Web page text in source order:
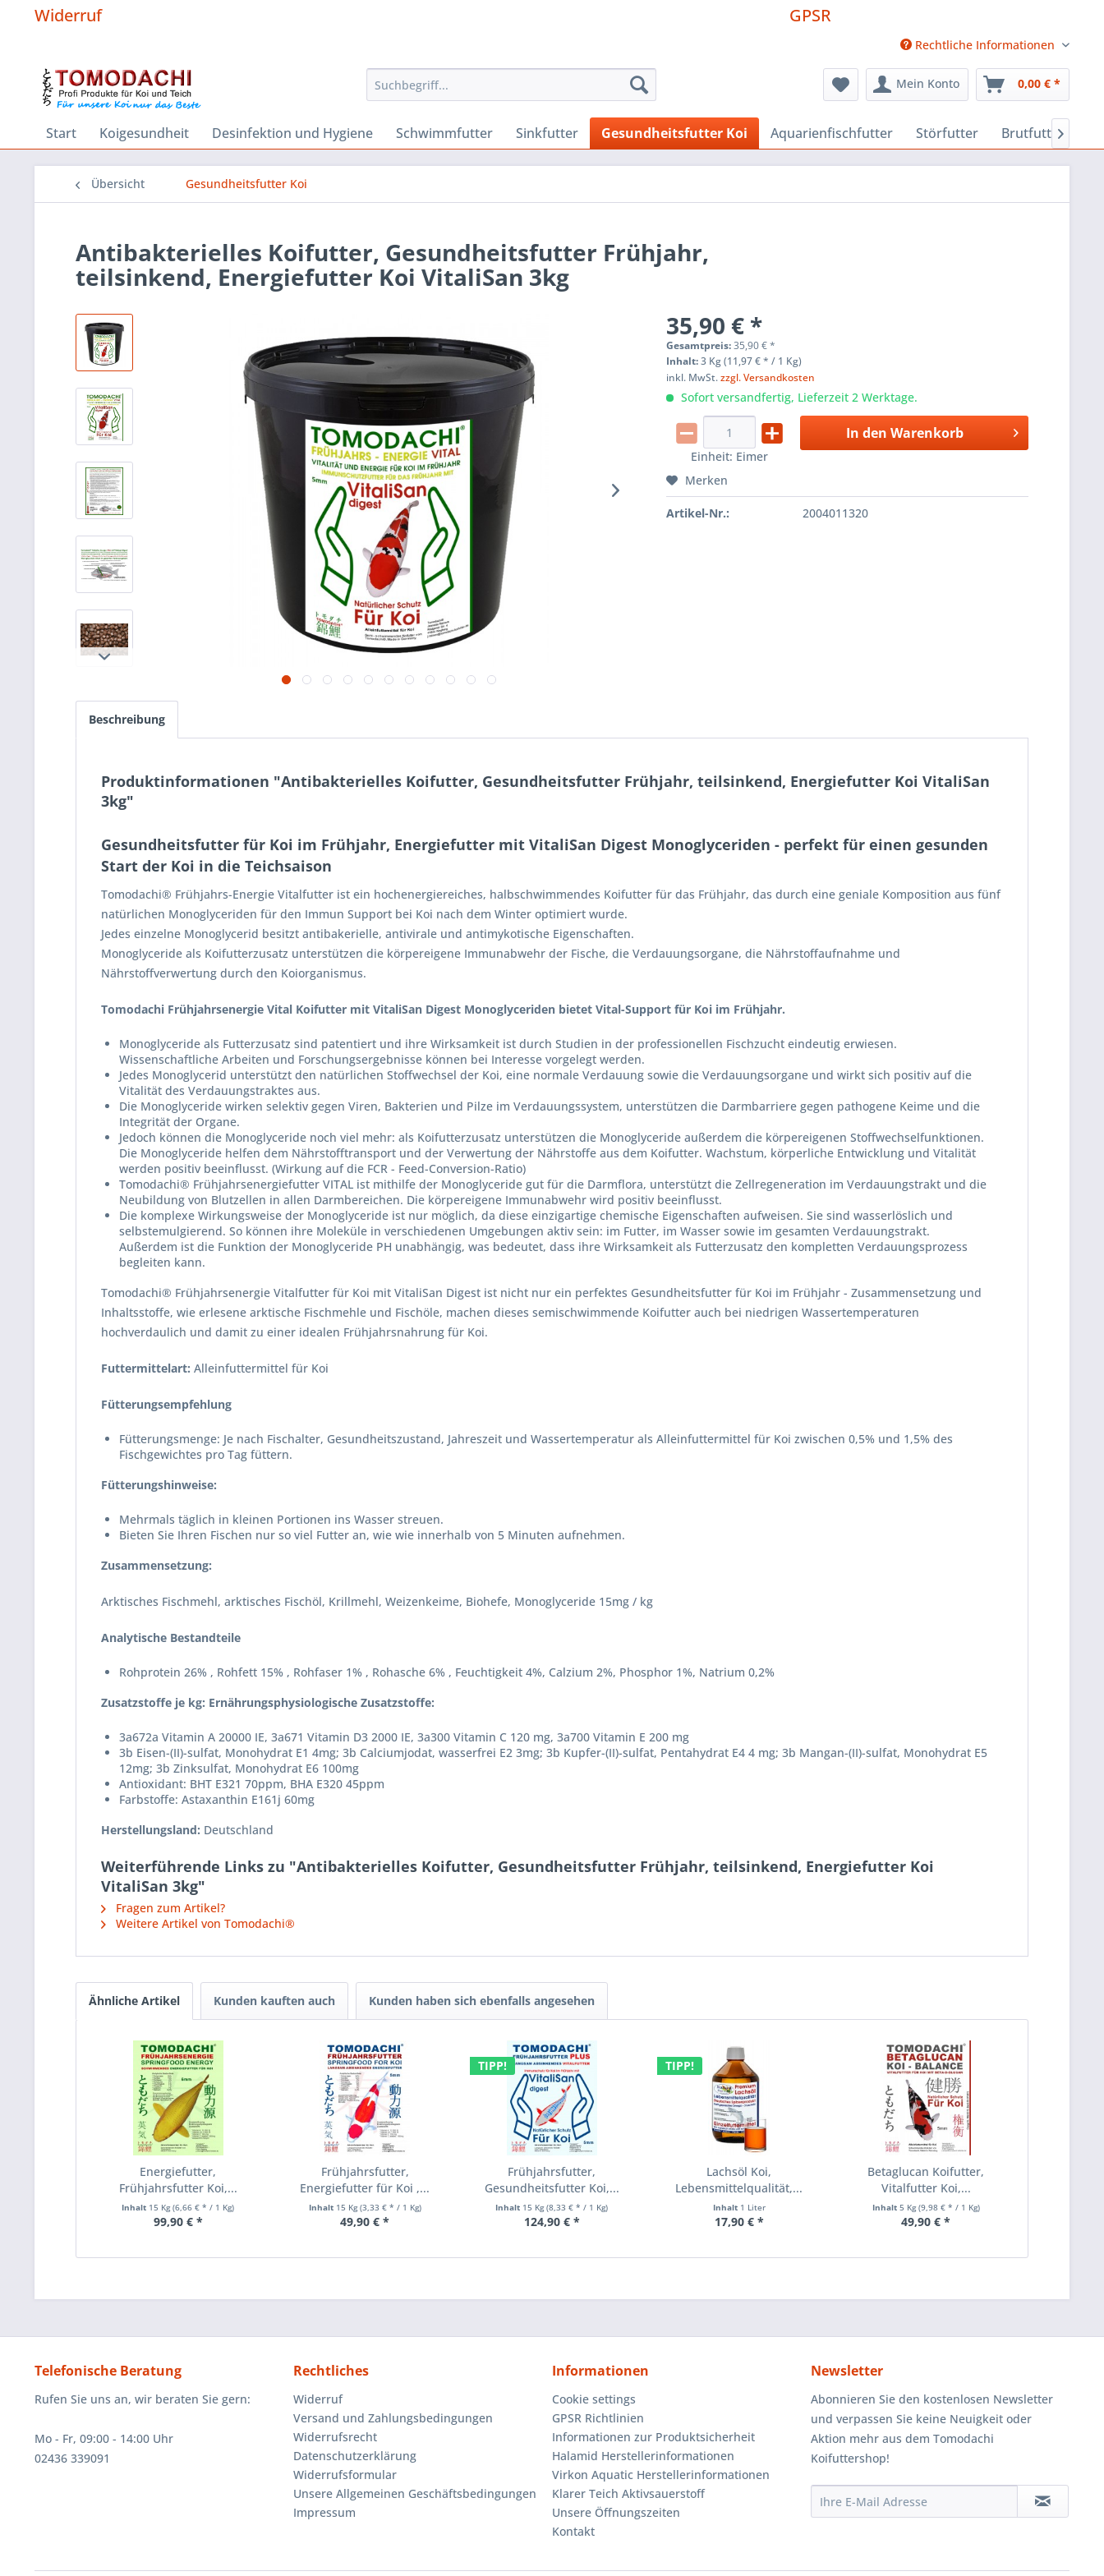
Widerruf GPSR
Rechtliche Informationen
Mein Konto 0,00 € *
Start Koigesundheit Desinfektion und Hygiene Schwimmfutter Sinkfutter Gesundheitsfutter Koi Aquarienfischfutter Störfutter Brutfutter

Übersicht Gesundheitsfutter Koi
Antibakterielles Koifutter, Gesundheitsfutter Frühjahr,
teilsinkend, Energiefutter Koi VitaliSan 3kg
35,90 € *
Gesamtpreis:35,90€*
Inhalt:3 Kg (11,97 € * / 1 Kg)
inkl. MwSt.zzgl. Versandkosten
Sofort versandfertig, Lieferzeit 2 Werktage.
Einheit: Eimer
In den Warenkorb
Merken
Artikel-Nr.: 2004011320
Beschreibung
Produktinformationen "Antibakterielles Koifutter, Gesundheitsfutter Frühjahr, teilsinkend, Energiefutter Koi VitaliSan
3kg"
Gesundheitsfutter für Koi im Frühjahr, Energiefutter mit VitaliSan Digest Monoglyceriden - perfekt für einen gesunden
Start der Koi in die Teichsaison
Tomodachi® Frühjahrs-Energie Vitalfutter ist ein hochenergiereiches, halbschwimmendes Koifutter für das Frühjahr, das durch eine geniale Komposition aus fünf
natürlichen Monoglyceriden für den Immun Support bei Koi nach dem Winter optimiert wurde.
Jedes einzelne Monoglycerid besitzt antibakerielle, antivirale und antimykotische Eigenschaften.
Monoglyceride als Koifutterzusatz unterstützen die körpereigene Immunabwehr der Fische, die Verdauungsorgane, die Nährstoffaufnahme und
Nährstoffverwertung durch den Koiorganismus.
Tomodachi Frühjahrsenergie Vital Koifutter mit VitaliSan Digest Monoglyceriden bietet Vital-Support für Koi im Frühjahr.
Monoglyceride als Futterzusatz sind patentiert und ihre Wirksamkeit ist durch Studien in der professionellen Fischzucht eindeutig erwiesen.
Wissenschaftliche Arbeiten und Forschungsergebnisse können bei Interesse vorgelegt werden.
Jedes Monoglycerid unterstützt den natürlichen Stoffwechsel der Koi, eine normale Verdauung sowie die Verdauungsorgane und wirkt sich positiv auf die
Vitalität des Verdauungstraktes aus.
Die Monoglyceride wirken selektiv gegen Viren, Bakterien und Pilze im Verdauungssystem, unterstützen die Darmbarriere gegen pathogene Keime und die
Integrität der Organe.
Jedoch können die Monoglyceride noch viel mehr: als Koifutterzusatz unterstützen die Monoglyceride außerdem die körpereigenen Stoffwechselfunktionen.
Die Monoglyceride helfen dem Nährstofftransport und der Verwertung der Nährstoffe aus dem Koifutter. Wachstum, körperliche Entwicklung und Vitalität
werden positiv beeinflusst. (Wirkung auf die FCR - Feed-Conversion-Ratio)
Tomodachi® Frühjahrsenergiefutter VITAL ist mithilfe der Monoglyceride gut für die Darmflora, unterstützt die Zellregeneration im Verdauungstrakt und die
Neubildung von Blutzellen in allen Darmbereichen. Die körpereigene Immunabwehr wird positiv beeinflusst.
Die komplexe Wirkungsweise der Monoglyceride ist nur möglich, da diese einzigartige chemische Eigenschaften aufweisen. Sie sind wasserlöslich und
selbstemulgierend. So können ihre Moleküle in verschiedenen Umgebungen aktiv sein: im Futter, im Wasser sowie im gesamten Verdauungstrakt.
Außerdem ist die Funktion der Monoglyceride PH unabhängig, was bedeutet, dass ihre Wirksamkeit als Futterzusatz den kompletten Verdauungsprozess
begleiten kann.
Tomodachi® Frühjahrsenergie Vitalfutter für Koi mit VitaliSan Digest ist nicht nur ein perfektes Gesundheitsfutter für Koi im Frühjahr - Zusammensetzung und
Inhaltsstoffe, wie erlesene arktische Fischmehle und Fischöle, machen dieses semischwimmende Koifutter auch bei niedrigen Wassertemperaturen
hochverdaulich und damit zu einer idealen Frühjahrsnahrung für Koi.
Futtermittelart: Alleinfuttermittel für Koi
Fütterungsempfehlung
Fütterungsmenge: Je nach Fischalter, Gesundheitszustand, Jahreszeit und Wassertemperatur als Alleinfuttermittel für Koi zwischen 0,5% und 1,5% des
Fischgewichtes pro Tag füttern.
Fütterungshinweise:
Mehrmals täglich in kleinen Portionen ins Wasser streuen.
Bieten Sie Ihren Fischen nur so viel Futter an, wie wie innerhalb von 5 Minuten aufnehmen.
Zusammensetzung:
Arktisches Fischmehl, arktisches Fischöl, Krillmehl, Weizenkeime, Biohefe, Monoglyceride 15mg / kg
Analytische Bestandteile
Rohprotein 26% , Rohfett 15% , Rohfaser 1% , Rohasche 6% , Feuchtigkeit 4%, Calzium 2%, Phosphor 1%, Natrium 0,2%
Zusatzstoffe je kg: Ernährungsphysiologische Zusatzstoffe:
3a672a Vitamin A 20000 IE, 3a671 Vitamin D3 2000 IE, 3a300 Vitamin C 120 mg, 3a700 Vitamin E 200 mg
3b Eisen-(II)-sulfat, Monohydrat E1 4mg; 3b Calciumjodat, wasserfrei E2 3mg; 3b Kupfer-(II)-sulfat, Pentahydrat E4 4 mg; 3b Mangan-(II)-sulfat, Monohydrat E5
12mg; 3b Zinksulfat, Monohydrat E6 100mg
Antioxidant: BHT E321 70ppm, BHA E320 45ppm
Farbstoffe: Astaxanthin E161j 60mg
Herstellungsland: Deutschland
Weiterführende Links zu "Antibakterielles Koifutter, Gesundheitsfutter Frühjahr, teilsinkend, Energiefutter Koi
VitaliSan 3kg"
Fragen zum Artikel?
Weitere Artikel von Tomodachi®
Ähnliche Artikel Kunden kauften auch Kunden haben sich ebenfalls angesehen
Energiefutter,
Frühjahrsfutter Koi,...
Inhalt 15 Kg(6,66 € * / 1 Kg)
99,90 € *
Frühjahrsfutter,
Energiefutter für Koi ,...
Inhalt 15 Kg(3,33 € * / 1 Kg)
49,90 € *
TIPP!
Frühjahrsfutter,
Gesundheitsfutter Koi,...
Inhalt 15 Kg(8,33 € * / 1 Kg)
124,90 € *
TIPP!
Lachsöl Koi,
Lebensmittelqualität,...
Inhalt 1 Liter
17,90 € *
Betaglucan Koifutter,
Vitalfutter Koi,...
Inhalt 5 Kg(9,98 € * / 1 Kg)
49,90 € *
Telefonische Beratung
Rufen Sie uns an, wir beraten Sie gern:
Mo - Fr, 09:00 - 14:00 Uhr
02436 339091
Rechtliches
Widerruf
Versand und Zahlungsbedingungen
Widerrufsrecht
Datenschutzerklärung
Widerrufsformular
Unsere Allgemeinen Geschäftsbedingungen
Impressum
Informationen
Cookie settings
GPSR Richtlinien
Informationen zur Produktsicherheit
Halamid Herstellerinformationen
Virkon Aquatic Herstellerinformationen
Klarer Teich Aktivsauerstoff
Unsere Öffnungszeiten
Kontakt
Newsletter
Abonnieren Sie den kostenlosen Newsletter
und verpassen Sie keine Neuigkeit oder
Aktion mehr aus dem Tomodachi
Koifuttershop!